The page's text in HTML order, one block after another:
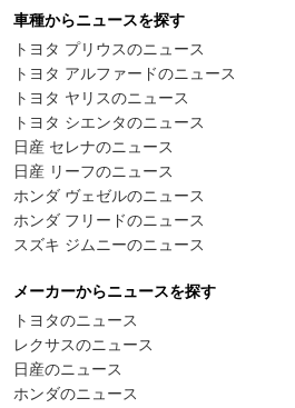
車種からニュースを探す
トヨタ プリウスのニュース
トヨタ アルファードのニュース
トヨタ ヤリスのニュース
トヨタ シエンタのニュース
日産 セレナのニュース
日産 リーフのニュース
ホンダ ヴェゼルのニュース
ホンダ フリードのニュース
スズキ ジムニーのニュース
メーカーからニュースを探す
トヨタのニュース
レクサスのニュース
日産のニュース
ホンダのニュース